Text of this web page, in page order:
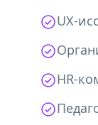
UX-
HR-